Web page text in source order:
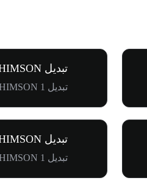
تبدیل HIMSON به IDR
تبدیل 1 HIMSON به Rp557.68K
تبدیل HIMSON به INR
تبدیل 1 HIMSON به ₹2.97K